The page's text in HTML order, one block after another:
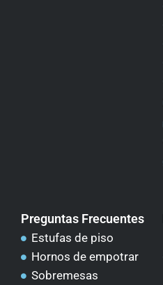
Preguntas Frecuentes
Estufas de piso
Hornos de empotrar
Sobremesas